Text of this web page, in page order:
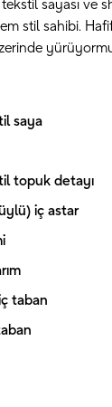
sayası ve
stil sahibi.
saya
topuk detayı
iç astar
taban